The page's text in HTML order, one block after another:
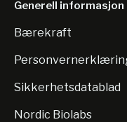
Generell informasjon
Bærekraft
Sikkerhetsdatablad
Nordic Biolabs